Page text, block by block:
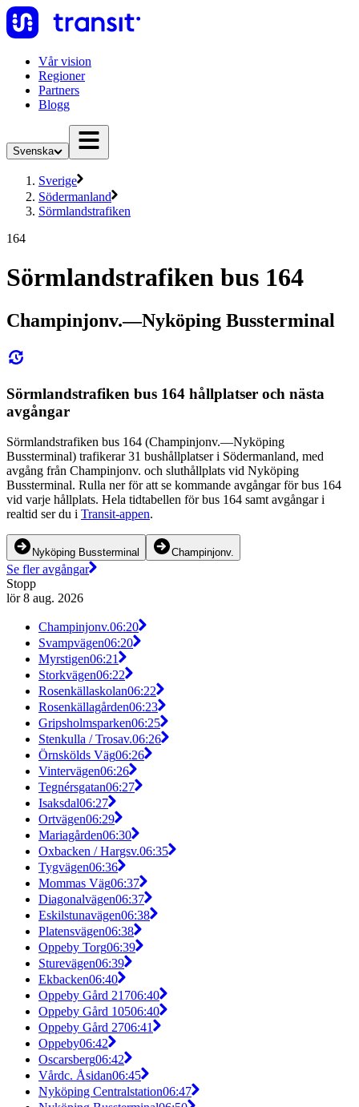
Vår vision
Regioner
Partners
Blogg
Svenska
Sverige
Södermanland
Sörmlandstrafiken
164
Sörmlandstrafiken bus 164
Champinjonv.—Nyköping Bussterminal
Sörmlandstrafiken bus 164 hållplatser och nästa
avgångar
Sörmlandstrafiken bus 164 (Champinjonv.—Nyköping
Bussterminal) trafikerar 31 bushållplatser i Södermanland, med
avgång från Champinjonv. och sluthållplats vid Nyköping
Bussterminal. Rulla ner för att se kommande avgångar för bus 164
vid varje hållplats. Hela tidtabellen för bus 164 samt avgångar i
realtid ser du i Transit-appen.
Nyköping Bussterminal Champinjonv.
Se fler avgångar
Stopp
lör 8 aug. 2026
Champinjonv.06:20
Svampvägen06:20
Myrstigen06:21
Storkvägen06:22
Rosenkällaskolan06:22
Rosenkällagården06:23
Gripsholmsparken06:25
Stenkulla / Trosav.06:26
Örnskölds Väg06:26
Vintervägen06:26
Tegnérsgatan06:27
Isaksdal06:27
Ortvägen06:29
Mariagården06:30
Oxbacken / Hargsv.06:35
Tygvägen06:36
Mommas Väg06:37
Diagonalvägen06:37
Eskilstunavägen06:38
Platensvägen06:38
Oppeby Torg06:39
Sturevägen06:39
Ekbacken06:40
Oppeby Gård 21706:40
Oppeby Gård 10506:40
Oppeby Gård 2706:41
Oppeby06:42
Oscarsberg06:42
Vårdc. Åsidan06:45
Nyköping Centralstation06:47